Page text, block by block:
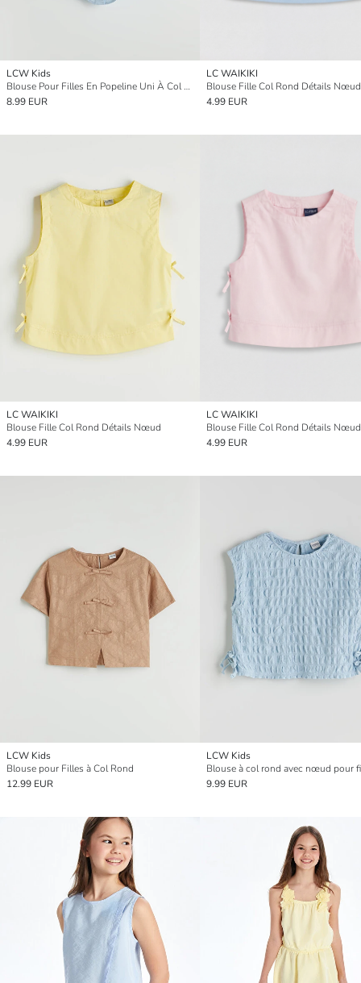
LCW Kids
Blouse Pour Filles En Popeline Uni À Col Rond
8.99 EUR
LC WAIKIKI
Blouse Fille Col Rond Détails Nœud
4.99 EUR
LC WAIKIKI
Blouse Fille Col Rond Détails Nœud
4.99 EUR
LC WAIKIKI
Blouse Fille Col Rond Détails Nœud
4.99 EUR
LCW Kids
Blouse pour Filles à Col Rond
12.99 EUR
LCW Kids
Blouse à col rond avec nœud pour
9.99 EUR